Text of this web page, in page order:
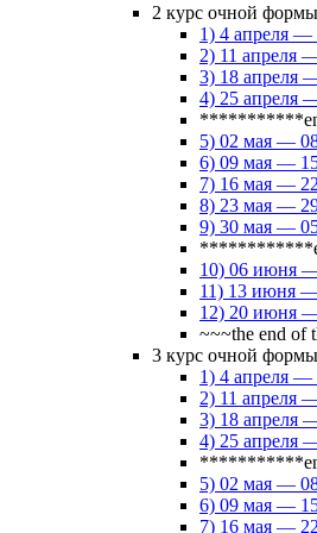
2 курс очной формы
1) 4 апреля —
2) 11 апреля
3) 18 апреля
4) 25 апреля
5) 02 мая —
6) 09 мая —
7) 16 мая —
8) 23 мая —
9) 30 мая —
10) 06 июня
11) 13 июня
12) 20 июня
~~~the end of
3 курс очной формы
1) 4 апреля —
2) 11 апреля
3) 18 апреля
4) 25 апреля
5) 02 мая —
6) 09 мая —
7) 16 мая —